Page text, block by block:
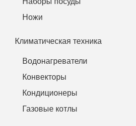
Ножи
Климатическая техника
Водонагреватели
Конвекторы
Кондиционеры
Газовые котлы